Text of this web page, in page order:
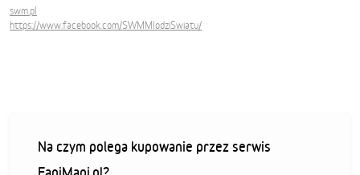
swm.pl
https://www.facebook.com/SWMMlodziSwiatu/
Na czym polega kupowanie przez serwis
FaniMani.pl?